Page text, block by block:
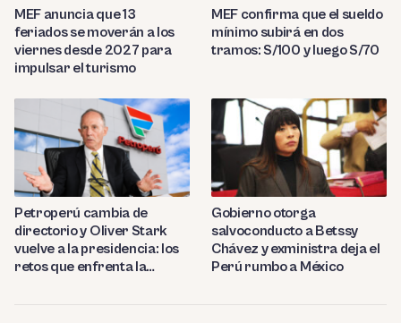
MEF anuncia que 13
feriados se moverán a los
viernes desde 2027 para
impulsar el turismo
MEF confirma que el sueldo
mínimo subirá en dos
tramos: S/100 y luego S/70
Petroperú cambia de
directorio y Oliver Stark
vuelve a la presidencia: los
retos que enfrenta la
Gobierno otorga
salvoconducto a Betssy
Chávez y exministra deja el
Perú rumbo a México